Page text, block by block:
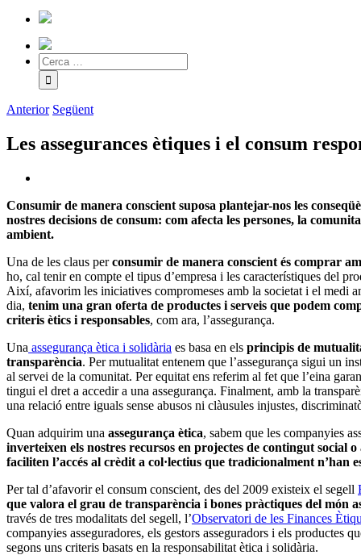
Anterior Següent
Les assegurances ètiques i el consum
Consumir de manera conscient suposa plantejar-nos les
nostres decisions de consum: com afecta les persones, la
ambient.
Una de les claus perconsumir de manera conscient és comprar
ho, cal tenir en compte el tipus d’empresa i les característiques del
Així, afavorim les iniciatives compromeses amb la societat i el medi
dia, tenim una gran oferta de productes i serveis que podem
criteris ètics i responsables, com ara, l’assegurança.
Una assegurança ètica i solidària es basa en els principis de
transparència. Per mutualitat entenem que l’assegurança sigui un
al servei de la comunitat. Per equitat ens referim al fet que l’eina
tingui el dret a accedir a una assegurança. Finalment, amb la
una relació entre iguals sense abusos ni clàusules injustes,
Quan adquirim una assegurança ètica, sabem que les companyies
inverteixen els nostres recursos en projectes de contingut social
faciliten l’accés al crèdit a col·lectius que tradicionalment n’han
Per tal d’afavorir el consum conscient, des del 2009 existeix el segell
que valora el grau de transparència i bones pràctiques del món
través de tres modalitats del segell, l’Observatori de les Finances
companyies asseguradores, els gestors asseguradors i els productes
segons uns criteris basats en la responsabilitat ètica i solidària.